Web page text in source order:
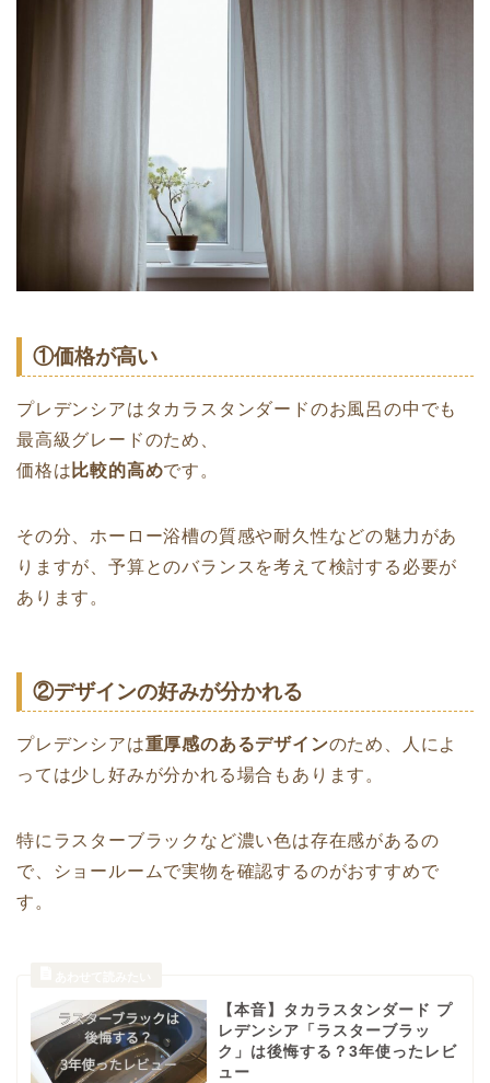
①価格が高い
プレデンシアはタカラスタンダードのお風呂の中でも
最高級グレードのため、
価格は 比較的高めです。
その分、ホーロー浴槽の質感や耐久性などの魅力があ
りますが、予算とのバランスを考えて検討する必要が
あります。
②デザインの好みが分かれる
プレデンシアは重厚感のあるデザインのため、人によ
っては少し好みが分かれる場合もあります。
特にラスターブラックなど濃い色は存在感があるの
で、ショールームで実物を確認するのがおすすめで
す。
【本音】タカラスタンダード プ
レデンシア「ラスターブラッ
ク」は後悔する？3年使ったレビ
ュー